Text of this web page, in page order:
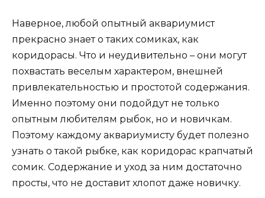
Наверное, любой опытный аквариумист
прекрасно знает о таких сомиках, как
коридорасы. Что и неудивительно – они могут
похвастать веселым характером, внешней
привлекательностью и простотой содержания.
Именно поэтому они подойдут не только
опытным любителям рыбок, но и новичкам.
Поэтому каждому аквариумисту будет полезно
узнать о такой рыбке, как коридорас крапчатый
сомик. Содержание и уход за ним достаточно
просты, что не доставит хлопот даже новичку.